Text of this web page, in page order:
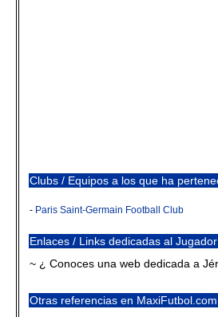
Clubs / Equipos a los que ha
- Paris Saint-Germain Football Club
Enlaces / Links dedicadas al
~ ¿ Conoces una web dedicada a
Otras referencias en MaxiFutbol.com